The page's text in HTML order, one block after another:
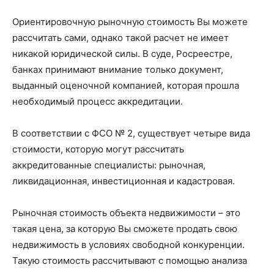
Ориентировочную рыночную стоимость Вы можете
рассчитать сами, однако такой расчет не имеет
никакой юридической силы. В суде, Росреестре,
банках принимают внимание только документ,
выданный оценочной компанией, которая прошла
необходимый процесс аккредитации.
В соответствии с ФСО № 2, существует четыре вида
стоимости, которую могут рассчитать
аккредитованные специалисты: рыночная,
ликвидационная, инвестиционная и кадастровая.
Рыночная стоимость объекта недвижимости – это
такая цена, за которую Вы сможете продать свою
недвижимость в условиях свободной конкуренции.
Такую стоимость рассчитывают с помощью анализа